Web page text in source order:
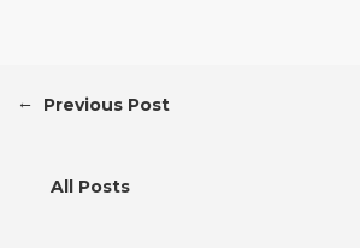
← Previous Post
All Posts